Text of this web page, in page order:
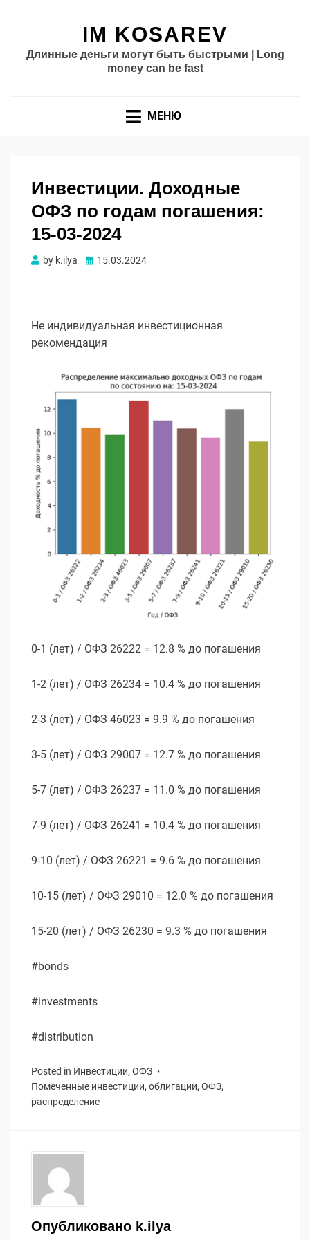
IM KOSAREV
Длинные деньги могут быть быстрыми | Long
money can be fast
МЕНЮ
Инвестиции. Доходные
ОФЗ по годам погашения:
15-03-2024
by k.ilya Опубликовано
15.03.2024
Не индивидуальная инвестиционная
рекомендация
0-1 (лет) / ОФЗ 26222 = 12.8 % до погашения
1-2 (лет) / ОФЗ 26234 = 10.4 % до погашения
2-3 (лет) / ОФЗ 46023 = 9.9 % до погашения
3-5 (лет) / ОФЗ 29007 = 12.7 % до погашения
5-7 (лет) / ОФЗ 26237 = 11.0 % до погашения
7-9 (лет) / ОФЗ 26241 = 10.4 % до погашения
9-10 (лет) / ОФЗ 26221 = 9.6 % до погашения
10-15 (лет) / ОФЗ 29010 = 12.0 % до погашения
15-20 (лет) / ОФЗ 26230 = 9.3 % до погашения
#bonds
#investments
#distribution
Posted in Инвестиции, ОФЗ
Помеченные инвестиции, облигации, ОФЗ,
распределение
Опубликовано k.ilya